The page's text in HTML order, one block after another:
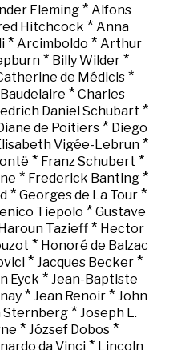
Fleming* Alfons
Hitchcock * Anna
* Arcimboldo * Arthur
* Billy Wilder *
de Médicis*
* Charles
Daniel Schubart *
de Poitiers * Diego
Vigée-Lebrun*
* Franz Schubert *
* Frederick Banting *
* Georges de La Tour *
Tiepolo * Gustave
Haroun Tazieff * Hector
* Honoré de Balzac
* Jacques Becker *
Eyck * Jean-Baptiste
* Jean Renoir* John
Sternberg * Joseph L.
* József Dobos *
da Vinci* Lincoln